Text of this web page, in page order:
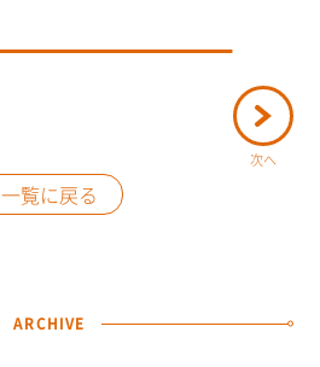
次へ
一覧に戻る
ARCHIVE